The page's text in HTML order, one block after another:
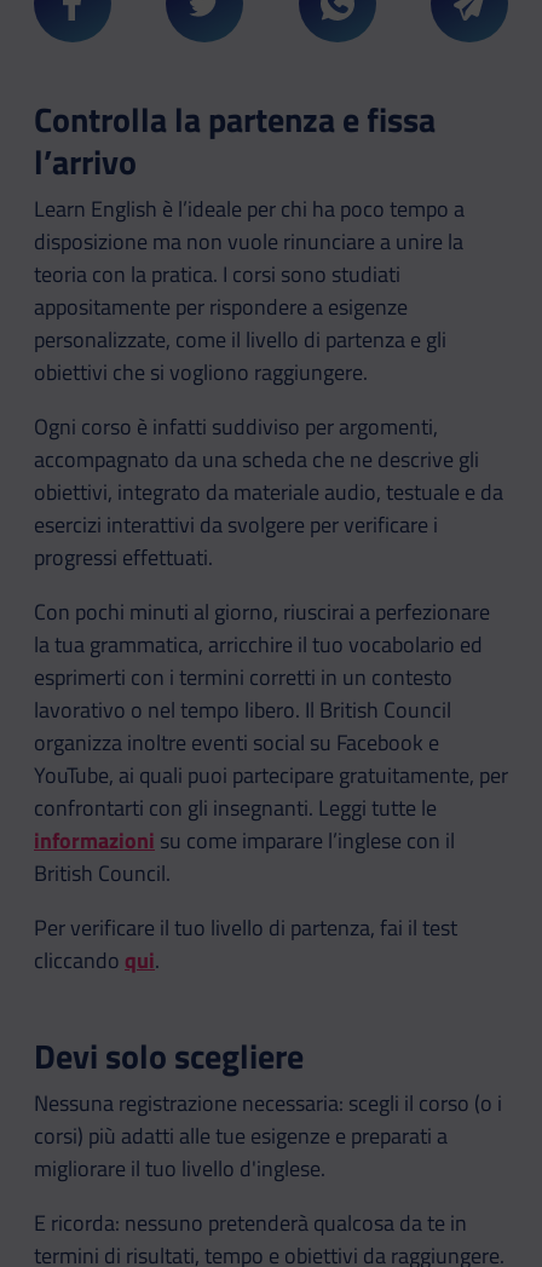
Condividi su FacebookCondividi su TwitterCondividi su
Controlla la partenza e fissa
l’arrivo
Learn English è l’ideale per chi ha poco tempo a
disposizione ma non vuole rinunciare a unire la
teoria con la pratica. I corsi sono studiati
appositamente per rispondere a esigenze
personalizzate, come il livello di partenza e gli
obiettivi che si vogliono raggiungere.
Ogni corso è infatti suddiviso per argomenti,
accompagnato da una scheda che ne descrive gli
obiettivi, integrato da materiale audio, testuale e da
esercizi interattivi da svolgere per verificare i
progressi effettuati.
Con pochi minuti al giorno, riuscirai a perfezionare
la tua grammatica, arricchire il tuo vocabolario ed
esprimerti con i termini corretti in un contesto
lavorativo o nel tempo libero. Il British Council
organizza inoltre eventi social su Facebook e
YouTube, ai quali puoi partecipare gratuitamente, per
confrontarti con gli insegnanti. Leggi tutte le
informazioni su come imparare l’inglese con il
British Council.
Per verificare il tuo livello di partenza, fai il test
cliccando qui.
Devi solo scegliere
Nessuna registrazione necessaria: scegli il corso (o i
corsi) più adatti alle tue esigenze e preparati a
migliorare il tuo livello d'inglese.
E ricorda: nessuno pretenderà qualcosa da te in
termini di risultati, tempo e obiettivi da raggiungere.